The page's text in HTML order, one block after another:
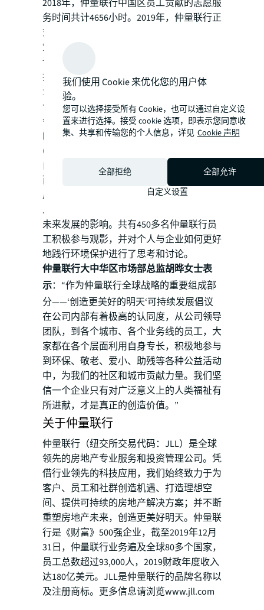
2018年，仲量联行中国区员工贡献的志愿服
务时间共计4656小时。2019年，仲量联行正
式向所有中国公司员工推行员工志愿服务政
策——根据该政策，所有员工每年都可以申
请一天的带薪假期用于参与志愿服务——包
括政府认可的志愿组织推出的活动以及由仲
量联行Community Committee组织的活动。
今年10-11月，仲量联行也与世界自然基金
会（WWF）开展合作，在中国区15个城市
的分公司举办了“我们的星球：我们的责任”
(Our Planet: Our Business) 观影活动。该片
由NetFlix的著名纪录片 Our Planet 重新编辑
而成， 通过震撼的画面和贴近生活的角
度，阐述了自然对于我们的社会价值与意
义，以及不断变化的气候环境对个人与企业
未来发展的影响。共有450多名仲量联行员
工积极参与观影，并对个人与企业如何更好
地践行环境保护进行了思考和讨论。
仲量联行大中华区市场部总监胡晔女士表
示：“作为仲量联行全球战略的重要组成部
分——‘创造更美好的明天‘可持续发展倡议
在公司内部有着极高的认同度，从公司领导
团队，到各个城市、各个业务线的员工，大
家都在各个层面利用自身专长，积极地参与
到环保、敬老、爱小、助残等各种公益活动
中，为我们的社区和城市贡献力量。我们坚
信一个企业只有对广泛意义上的人类福祉有
所进献，才是真正的创造价值。”
关于仲量联行
​仲量联行（纽交所交易代码：JLL）是全球
领先的房地产专业服务和投资管理公司。凭
借行业领先的科技应用，我们始终致力于为
客户、员工和社群创造机遇、打造理想空
间、提供可持续的房地产解决方案；并不断
重塑房地产未来，创造更美好明天。仲量联
行是《财富》500强企业，截至2019年12月
31日，仲量联行业务遍及全球80多个国家，
员工总数超过93,000人，2019财政年度收入
达180亿美元。JLL是仲量联行的品牌名称以
及注册商标。更多信息请浏览www.jll.com
我们使用 Cookie 来优化您的用户体
验。
您可以选择接受所有 Cookie，也可以通过自定义设
置来进行选择。接受 cookie 选项，即表示您同意收
集、共享和传输您的个人信息，详见 Cookie 声明
全部拒绝
全部允许
自定义设置